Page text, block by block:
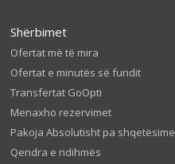
Shërbimet
Ofertat më të mira
Ofertat e minutës së fundit
Transfertat GoOpti
Menaxho rezervimet
Pakoja Absolutisht pa shqetësime
Qendra e ndihmës